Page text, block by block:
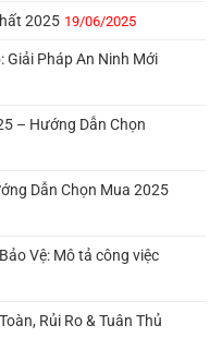
2025 19/06/2025
Giải Pháp An Ninh Mới
– Hướng Dẫn Chọn
Dẫn Chọn Mua 2025
Vệ: Mô tả công việc
Rủi Ro & Tuân Thủ